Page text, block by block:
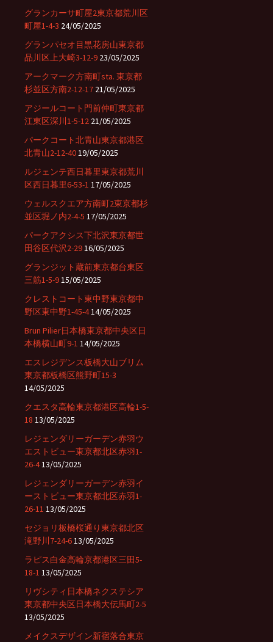
グランカーサ町屋2東京都荒川区
町屋1-4-3 24/05/2025
グランパセオ目黒花房山東京都
品川区上大崎3-12-9 23/05/2025
アークマーク方南町sta. 東京都
杉並区方南2-12-17 21/05/2025
アジールコート門前仲町東京都
江東区深川1-5-12 21/05/2025
パークコート北青山東京都港区
北青山2-12-4019/05/2025
ルジェンテ西日暮里東京都荒川
区西日暮里6-53-1 17/05/2025
ウェルスクエア方南町2東京都杉
並区堀ノ内2-4-5 17/05/2025
パークアクシス下北沢東京都世
田谷区代沢2-2916/05/2025
グランジット蔵前東京都台東区
三筋1-5-915/05/2025
クレストコート東中野東京都中
野区東中野1-45-414/05/2025
Brun Pilier日本橋東京都中央区日
本橋横山町9-1 14/05/2025
エスレジデンス板橋大山ブリム
東京都板橋区熊野町15-3
14/05/2025
クエスタ高輪東京都港区高輪1-5-
18 13/05/2025
レジェンダリーガーデン赤羽ウ
エストビュー東京都北区赤羽1-
26-413/05/2025
レジェンダリーガーデン赤羽イ
ーストビュー東京都北区赤羽1-
26-11 13/05/2025
セジョリ板橋桜通り東京都北区
滝野川7-24-613/05/2025
ラピス白金高輪京都港区三田5-
18-1 13/05/2025
リヴシティ日本橋ネクステシア
東京都中央区日本橋大伝馬町2-5
13/05/2025
メイクスデザイン新宿落合東京